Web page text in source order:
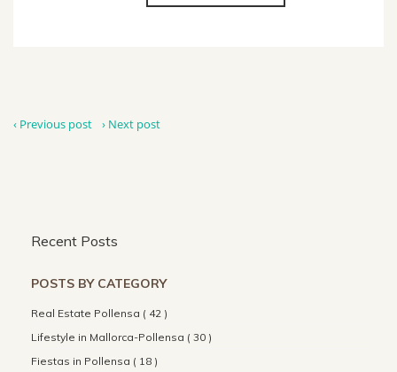
‹ Previous post › Next post
Recent Posts
POSTS BY CATEGORY
Real Estate Pollensa ( 42 )
Lifestyle in Mallorca-Pollensa ( 30 )
Fiestas in Pollensa ( 18 )